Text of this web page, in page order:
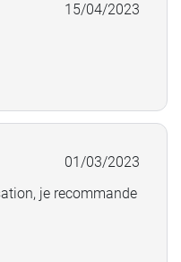
15/04/2023
01/03/2023
je recommande